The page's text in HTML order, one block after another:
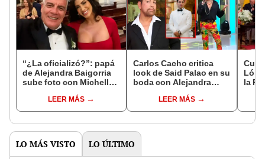
“¿La oficializó?”: papá
de Alejandra Baigorria
sube foto con Michelle
canción y se vuelve
tendencia en TikTok
LEER MÁS
Carlos Cacho critica
look de Said Palao en su
boda con Alejandra
James Bond 007”
LEER MÁS
la
LO MÁS VISTO LO ÚLTIMO